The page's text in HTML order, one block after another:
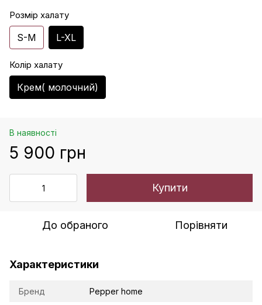
Розмір халату
S-M L-XL
Колір халату
Крем( молочний)
В наявності
5 900 грн
Купити
До обраного Порівняти
Характеристики
Бренд Pepper home